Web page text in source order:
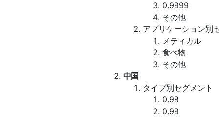
0.9999
その他
アプリケーション別
メティカル
食べ物
その他
中国
タイプ別セグメント
0.98
0.99